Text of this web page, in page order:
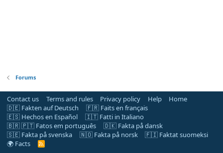
Forums
Contact us Terms and rules Privacy policy Help
Home
🇩🇪 Fakten auf Deutsch
🇫🇷 Faits en français
🇪🇸 Hechos en Español
🇮🇹 Fatti in Italiano
🇧🇷 🇵🇹 Fatos em português
🇩🇰 Fakta på dansk
🇸🇪 Fakta på svenska
🇳🇴 Fakta på norsk
🇫🇮 Faktat suomeksi
🌍 Facts
R